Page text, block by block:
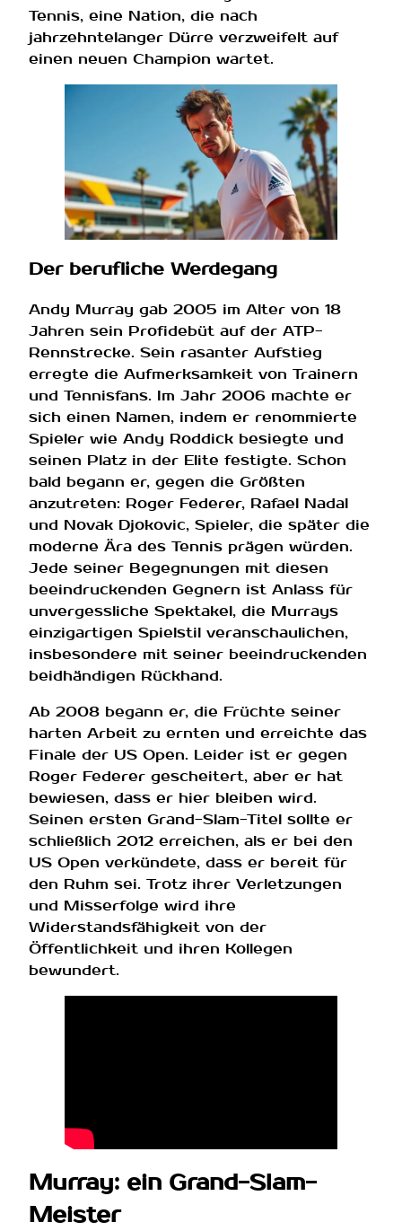
Tennis, eine Nation, die nach
jahrzehntelanger Dürre verzweifelt auf
einen neuen Champion wartet.
Der berufliche Werdegang
Andy Murray gab 2005 im Alter von 18
Jahren sein Profidebüt auf der ATP-
Rennstrecke. Sein rasanter Aufstieg
erregte die Aufmerksamkeit von Trainern
und Tennisfans. Im Jahr 2006 machte er
sich einen Namen, indem er renommierte
Spieler wie Andy Roddick besiegte und
seinen Platz in der Elite festigte. Schon
bald begann er, gegen die Größten
anzutreten: Roger Federer, Rafael Nadal
und Novak Djokovic, Spieler, die später die
moderne Ära des Tennis prägen würden.
Jede seiner Begegnungen mit diesen
beeindruckenden Gegnern ist Anlass für
unvergessliche Spektakel, die Murrays
einzigartigen Spielstil veranschaulichen,
insbesondere mit seiner beeindruckenden
beidhändigen Rückhand.
Ab 2008 begann er, die Früchte seiner
harten Arbeit zu ernten und erreichte das
Finale der US Open. Leider ist er gegen
Roger Federer gescheitert, aber er hat
bewiesen, dass er hier bleiben wird.
Seinen ersten Grand-Slam-Titel sollte er
schließlich 2012 erreichen, als er bei den
US Open verkündete, dass er bereit für
den Ruhm sei. Trotz ihrer Verletzungen
und Misserfolge wird ihre
Widerstandsfähigkeit von der
Öffentlichkeit und ihren Kollegen
bewundert.
Murray: ein Grand-Slam-
Meister